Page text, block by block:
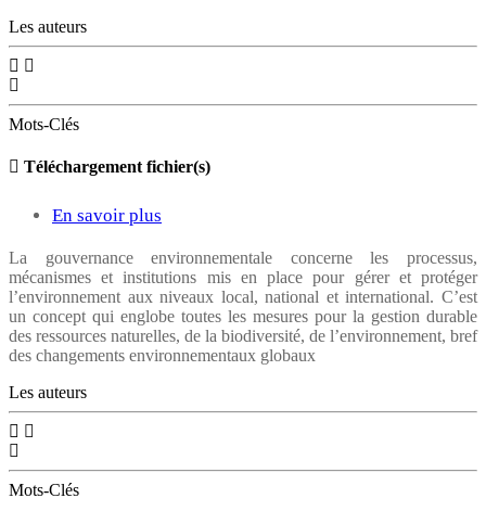
INCOME
IN
SENEGAL?
Les auteurs
Mots-Clés
Téléchargement fichier(s)
En savoir plus
DE
L’INTÉGRATION
DE
L’ÉCOLINGUISTIQUE
LA
La gouvernance environnementale concerne les processus,
mécanismes et institutions mis en place pour gérer et protéger
l’environnement aux niveaux local, national et international. C’est
un concept qui englobe toutes les mesures pour la gestion durable
des ressources naturelles, de la biodiversité, de l’environnement, bref
des changements environnementaux globaux
Les auteurs
Mots-Clés